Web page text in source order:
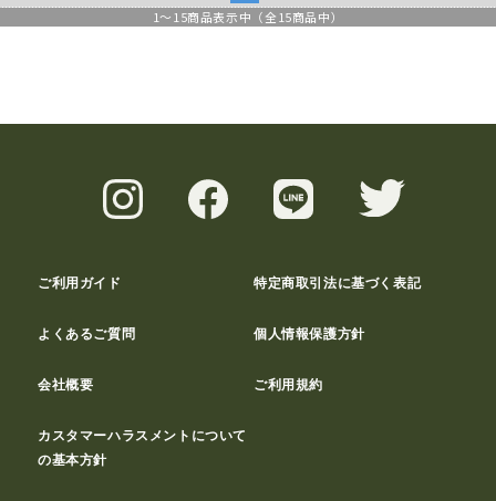
1～ 15商品表示中（全 15商品中）
ご利用ガイド 特定商取引法に基づく表記
よくあるご質問 個人情報保護方針
会社概要 ご利用規約
カスタマーハラスメントについて
の基本方針